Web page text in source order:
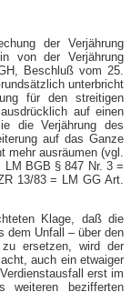
der Verjährung
von der Verjährung
Beschluß vom 25.
unterbricht
für den streitigen
auf einen
die Verjährung des
auf das Ganze
mehr ausräumen (vgl.
BGB § 847 Nr. 3 =
13/83 = LM GG Art.
Klage, daß die
dem Unfall – über den
ersetzen, wird der
auch ein etwaiger
erst im
weiteren bezifferten